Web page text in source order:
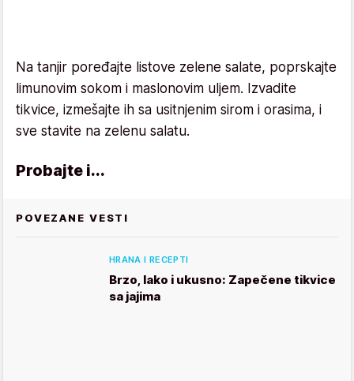
Na tanjir poređajte listove zelene salate, poprskajte
limunovim sokom i maslonovim uljem. Izvadite
tikvice, izmešajte ih sa usitnjenim sirom i orasima, i
sve stavite na zelenu salatu.
Probajte i...
POVEZANE VESTI
HRANA I RECEPTI
Brzo, lako i ukusno: Zapečene tikvice
sa jajima